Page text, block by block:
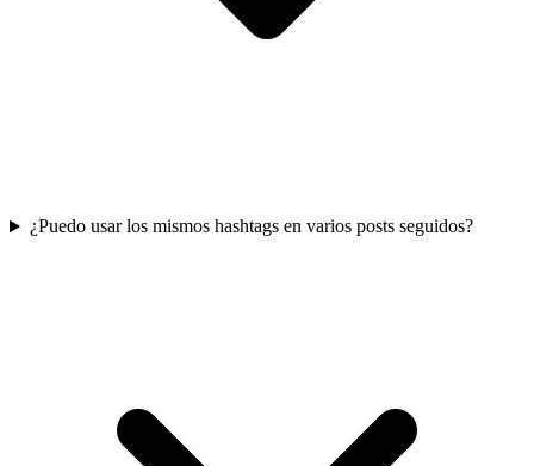
¿Puedo usar los mismos hashtags en varios posts seguidos?